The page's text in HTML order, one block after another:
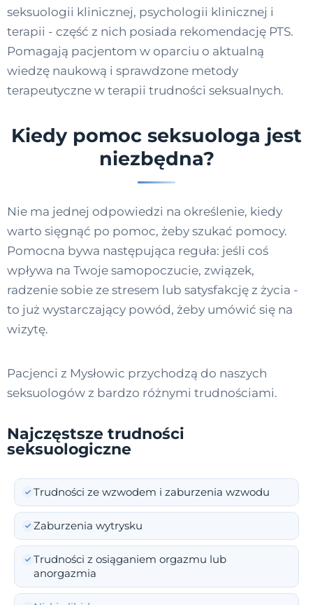
seksuologii klinicznej, psychologii klinicznej i
terapii - część z nich posiada rekomendację PTS.
Pomagają pacjentom w oparciu o aktualną
wiedzę naukową i sprawdzone metody
terapeutyczne w terapii trudności seksualnych.
Kiedy pomoc seksuologa jest
niezbędna?
Nie ma jednej odpowiedzi na określenie, kiedy
warto sięgnąć po pomoc, żeby szukać pomocy.
Pomocna bywa następująca reguła: jeśli coś
wpływa na Twoje samopoczucie, związek,
radzenie sobie ze stresem lub satysfakcję z życia -
to już wystarczający powód, żeby umówić się na
wizytę.
Pacjenci z Mysłowic przychodzą do naszych
seksuologów z bardzo różnymi trudnościami.
Najczęstsze trudności
seksuologiczne
Trudności ze wzwodem i zaburzenia wzwodu
Zaburzenia wytrysku
Trudności z osiąganiem orgazmu lub
anorgazmia